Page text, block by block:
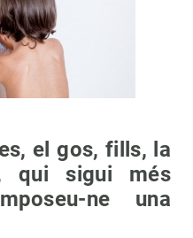
el gos, fills, la
qui sigui més
ne una